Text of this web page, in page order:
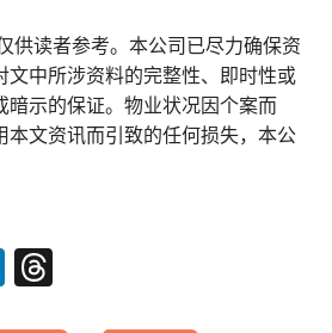
供读者参考。本公司已尽力确保资
文中所涉资料的完整性、即时性或
暗示的保证。物业状况因个案而
本文资讯而引致的任何损失，本公
LinkedIn